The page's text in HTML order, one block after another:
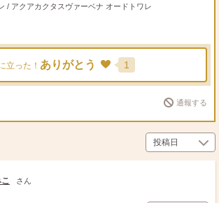
/ アクアカクタスヴァーベナ オードトワレ
立った！ ありがとう 1
通報する
さん